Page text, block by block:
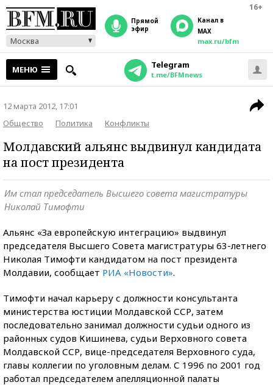
16+
Москва
прямой
эфир
Канал в
MAX
max.ru/bfm
МЕНЮ Telegram
t.me/BFMnews
12 марта 2012, 17:01
Общество
Политика Конфликты
Молдавский альянс выдвинул кандидата
на пост президента
Им стал председатель Высшего совета магистратуры
Николай Тимофти
Альянс «За европейскую интеграцию» выдвинул
председателя Высшего Совета магистратуры 63-летнего
Николая Тимофти кандидатом на пост президента
Молдавии, сообщает РИА «Новости».
Тимофти начал карьеру с должности консультанта
министерства юстиции Молдавской ССР, затем
последовательно занимал должности судьи одного из
районных судов Кишинева, судьи Верховного совета
Молдавской ССР, вице-председателя Верховного суда,
главы коллегии по уголовным делам. С 1996 по 2001 год
работал председателем апелляционной палаты